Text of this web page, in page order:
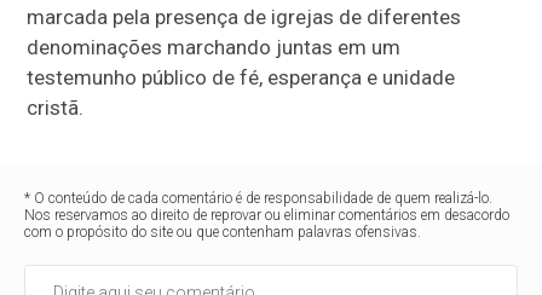
marcada pela presença de igrejas de diferentes
denominações marchando juntas em um
testemunho público de fé, esperança e unidade
cristã.
* O conteúdo de cada comentário é de responsabilidade de quem realizá-lo.
Nos reservamos ao direito de reprovar ou eliminar comentários em desacordo
com o propósito do site ou que contenham palavras ofensivas.